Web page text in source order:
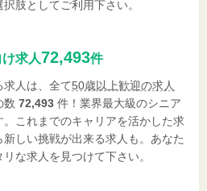
肢としてご利用下さい。
求人72,493件
人は、全て50歳以上歓迎の求人
数 72,493 件！業界最大級のシニア
これまでのキャリアを活かした求
新しい挑戦が出来る求人も。あなた
な求人を見つけて下さい。